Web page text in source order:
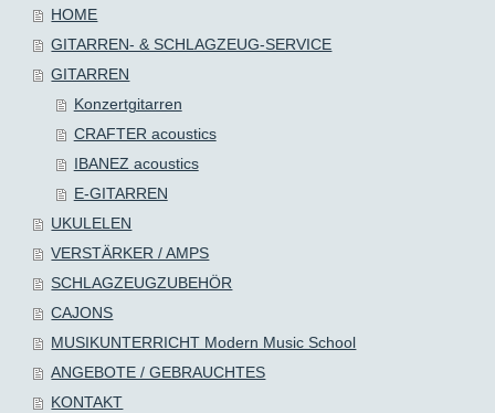
HOME
GITARREN- & SCHLAGZEUG-SERVICE
GITARREN
Konzertgitarren
CRAFTER acoustics
IBANEZ acoustics
E-GITARREN
UKULELEN
VERSTÄRKER / AMPS
SCHLAGZEUGZUBEHÖR
CAJONS
MUSIKUNTERRICHT Modern Music School
ANGEBOTE / GEBRAUCHTES
KONTAKT